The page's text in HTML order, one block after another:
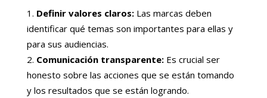
Definir valores claros:Las marcas deben
identificar qué temas son importantes para ellas y
para sus audiencias.
Comunicación transparente:Es crucial ser
honesto sobre las acciones que se están tomando
y los resultados que se están logrando.